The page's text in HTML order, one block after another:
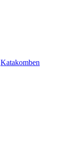
Katakomben